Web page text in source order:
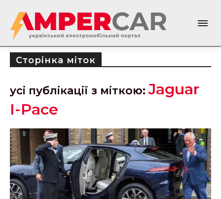
Сторінка міток
усі публікації з міткою:Jaguar
I-Pace